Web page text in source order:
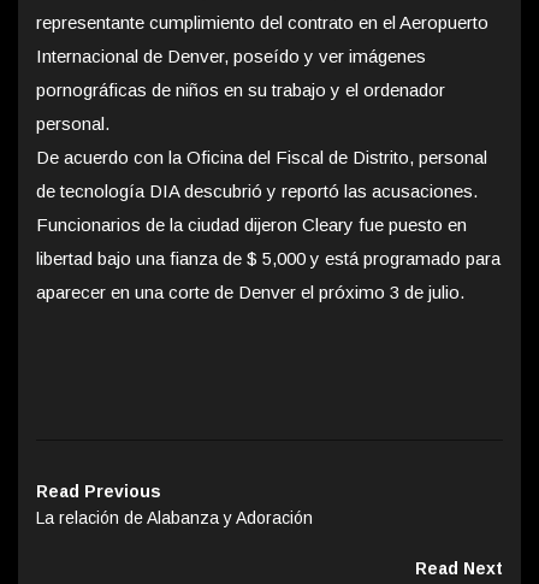
representante cumplimiento del contrato en el Aeropuerto
Internacional de Denver, poseído y ver imágenes
pornográficas de niños en su trabajo y el ordenador
personal.
De acuerdo con la Oficina del Fiscal de Distrito, personal
de tecnología DIA descubrió y reportó las acusaciones.
Funcionarios de la ciudad dijeron Cleary fue puesto en
libertad bajo una fianza de $ 5,000 y está programado para
aparecer en una corte de Denver el próximo 3 de julio.
Read Previous
La relación de Alabanza y Adoración
Read Next